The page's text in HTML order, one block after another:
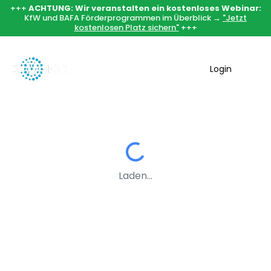
+++ ACHTUNG: Wir veranstalten ein kostenloses Webinar:
KfW und BAFA Förderprogrammen im Überblick → "Jetzt
kostenlosen Platz sichern" +++
Login
Laden...